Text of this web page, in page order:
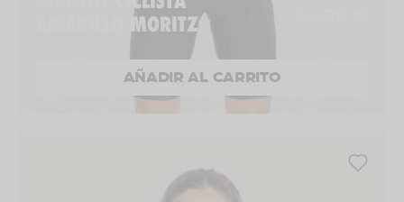
AMARILLO MORITZ
AÑADIR AL CARRITO